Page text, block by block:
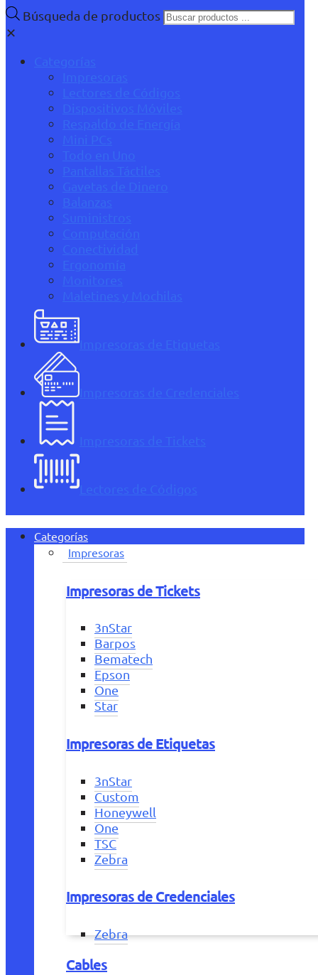
Búsqueda de productos
✕
Categorías
Impresoras
Lectores de Códigos
Dispositivos Móviles
Respaldo de Energía
Mini PCs
Todo en Uno
Pantallas Táctiles
Gavetas de Dinero
Balanzas
Suministros
Computación
Conectividad
Ergonomía
Monitores
Maletines y Mochilas
Impresoras de Etiquetas
Impresoras de Credenciales
Impresoras de Tickets
Lectores de Códigos
Categorías
Impresoras
Impresoras de Tickets
3nStar
Barpos
Bematech
Epson
One
Star
Impresoras de Etiquetas
3nStar
Custom
Honeywell
One
TSC
Zebra
Impresoras de Credenciales
Zebra
Cables